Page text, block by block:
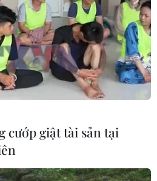
phụ huynh
của con cái
tác mở rộng
VietQR
cướp giật tài sản tại